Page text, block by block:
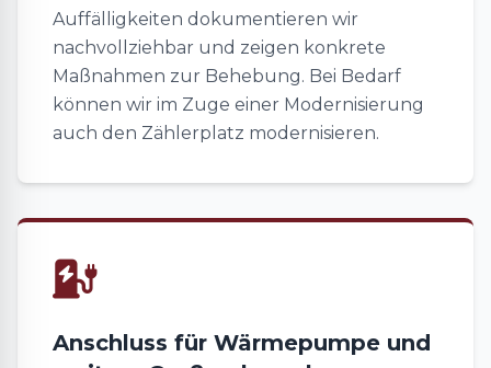
Auffälligkeiten dokumentieren wir
nachvollziehbar und zeigen konkrete
Maßnahmen zur Behebung. Bei Bedarf
können wir im Zuge einer Modernisierung
auch den Zählerplatz modernisieren.
Anschluss für Wärmepumpe und